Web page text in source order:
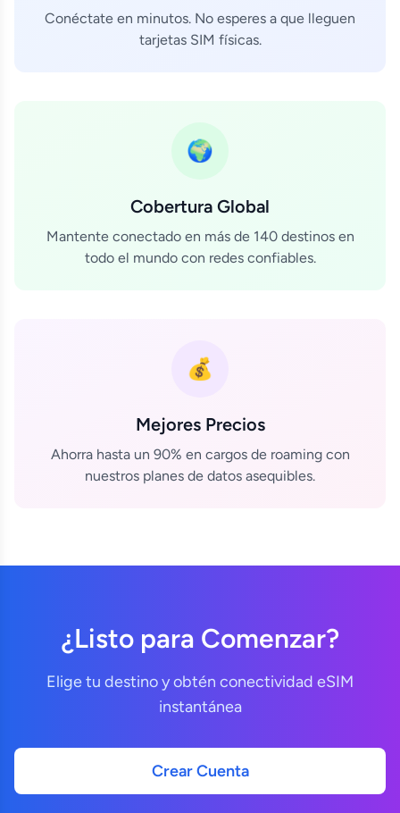
Conéctate en minutos. No esperes a que lleguen
tarjetas SIM físicas.
🌍
Cobertura Global
Mantente conectado en más de 140 destinos en
todo el mundo con redes confiables.
💰
Mejores Precios
Ahorra hasta un 90% en cargos de roaming con
nuestros planes de datos asequibles.
¿Listo para Comenzar?
Elige tu destino y obtén conectividad eSIM
instantánea
Crear Cuenta